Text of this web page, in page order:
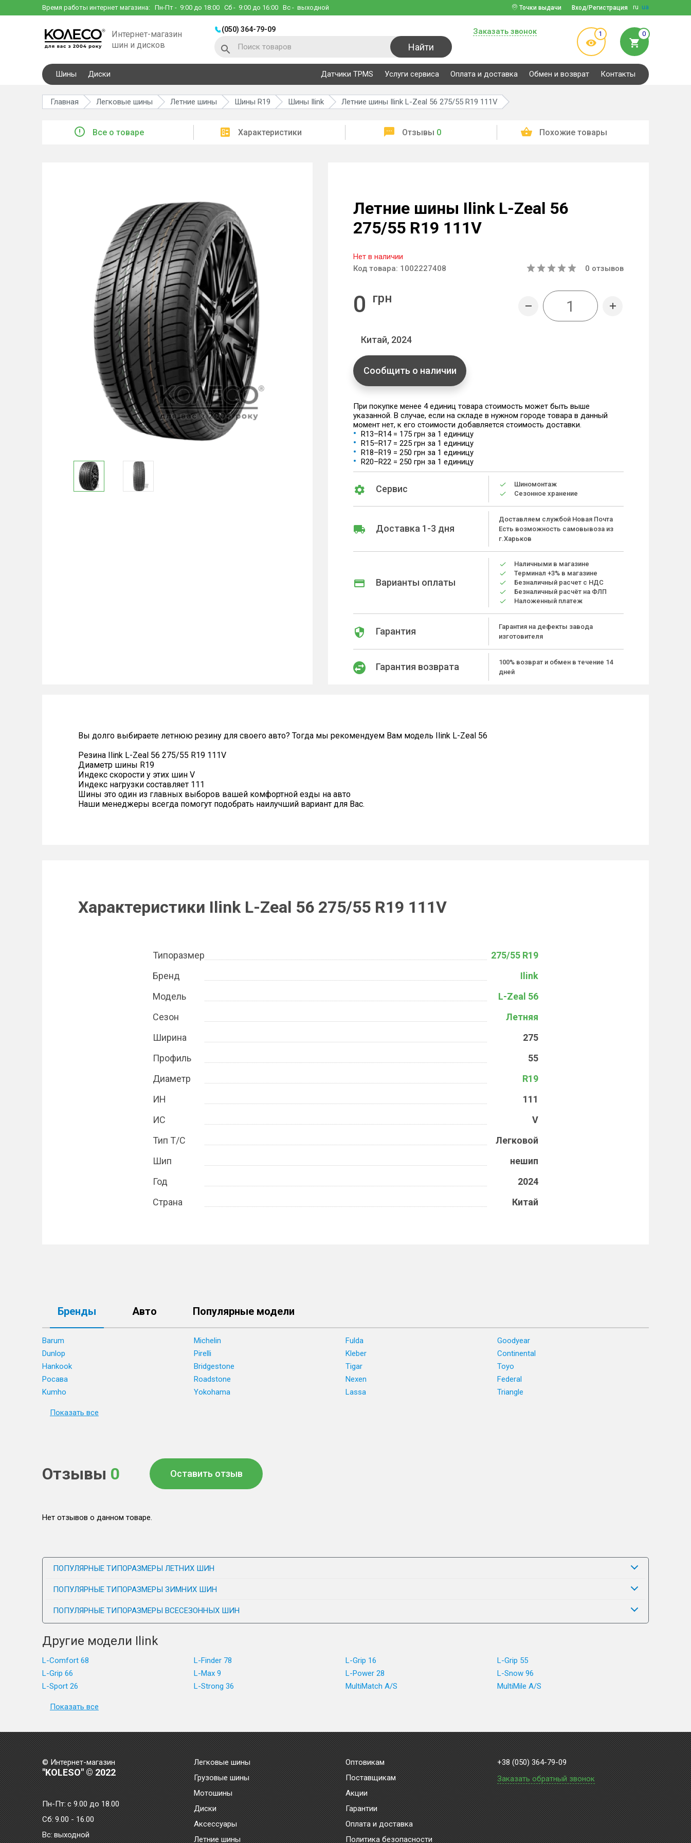
Время работы интернет магазина: Пн-Пт - 9:00 до 18:00 Сб - 9:00 до 16:00 Вс - выходной ru ua
Вход/Регистрация
Точки выдачи
Интернет-магазин
шин и дисков
(050) 364-79-09
Найти
Заказать звонок 1 0
Шины Диски Датчики TPMS Услуги сервиса Оплата и доставка Обмен и возврат Контакты
Главная Легковые шины Летние шины Шины R19 Шины Ilink Летние шины Ilink L-Zeal 56 275/55 R19 111V
Все о товаре Характеристики Отзывы 0 Похожие товары
Летние шины Ilink L-Zeal 56
275/55 R19 111V
Нет в наличии
Код товара: 1002227408 0 отзывов
0 грн
Китай, 2024
Сообщить о наличии
При покупке менее 4 единиц товара стоимость может быть выше
указанной. В случае, если на складе в нужном городе товара в данный
момент нет, к его стоимости добавляется стоимость доставки.
R13–R14 = 175 грн за 1 единицу
R15–R17 = 225 грн за 1 единицу
R18–R19 = 250 грн за 1 единицу
R20–R22 = 250 грн за 1 единицу
Сервис
Шиномонтаж
Сезонное хранение
Доставка 1-3 дня
Доставляем службой Новая Почта
Есть возможность самовывоза из
г.Харьков
Варианты оплаты
Наличными в магазине
Терминал +3% в магазине
Безналичный расчет с НДС
Безналичный расчёт на ФЛП
Наложенный платеж
Гарантия
Гарантия на дефекты завода
изготовителя
Гарантия возврата
100% возврат и обмен в течение 14
дней
Вы долго выбираете летнюю резину для своего авто? Тогда мы рекомендуем Вам модель Ilink L-Zeal 56
Резина Ilink L-Zeal 56 275/55 R19 111V
Диаметр шины R19
Индекс скорости у этих шин V
Индекс нагрузки составляет 111
Шины это один из главных выборов вашей комфортной езды на авто
Наши менеджеры всегда помогут подобрать наилучший вариант для Вас.
Характеристики Ilink L-Zeal 56 275/55 R19 111V
Типоразмер
275/55 R19
Бренд
Ilink
Модель
L-Zeal 56
Сезон
Летняя
Ширина
275
Профиль
55
Диаметр
R19
ИН
111
ИС
V
Тип Т/С
Легковой
Шип
нешип
Год
2024
Страна
Китай
Бренды Авто Популярные модели
Barum Michelin Fulda
Goodyear
Dunlop
Pirelli Kleber
Continental
Hankook
Bridgestone Tigar
Toyo
Росава
Roadstone Nexen
Federal
Kumho
Yokohama Lassa Triangle
Показать все
Отзывы 0 Оставить отзыв
Нет отзывов о данном товаре.
ПОПУЛЯРНЫЕ ТИПОРАЗМЕРЫ ЛЕТНИХ ШИН
ПОПУЛЯРНЫЕ ТИПОРАЗМЕРЫ ЗИМНИХ ШИН
ПОПУЛЯРНЫЕ ТИПОРАЗМЕРЫ ВСЕСЕЗОННЫХ ШИН
Другие модели Ilink
L-Comfort 68 L-Finder 78 L-Grip 16
L-Grip 55
L-Grip 66
L-Max 9 L-Power 28
L-Snow 96
L-Sport 26
L-Strong 36 MultiMatch A/S MultiMile A/S
Показать все
© Интернет-магазин
"KOLESO" © 2022
Пн-Пт:с 9.00 до 18.00
Сб: 9.00 - 16.00
Bc: выходной
Легковые шины
Грузовые шины
Мотошины
Диски
Аксессуары
Летние шины
Оптовикам
Поставщикам
Акции
Гарантии
Оплата и доставка
Политика безопасности
+38 (050) 364-79-09
Заказать обратный звонок